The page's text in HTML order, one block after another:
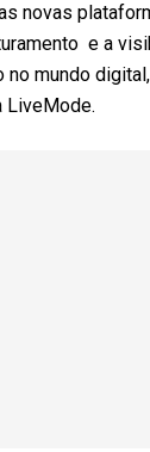
novas
e a
mundo
LiveMode.